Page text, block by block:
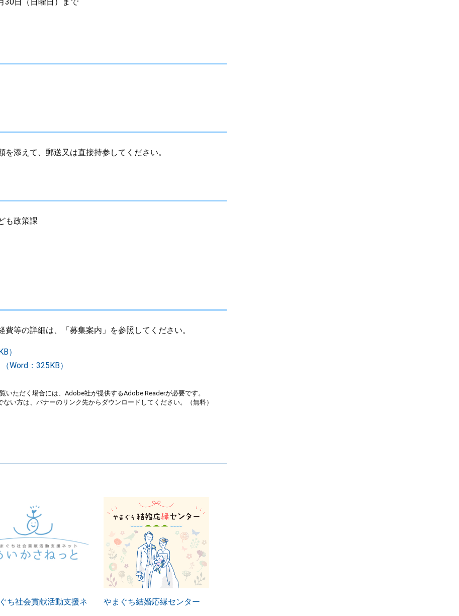
添えて、郵送又は直接持参してください。
も政策課
等の詳細は、「募集案内」を参照してください。
）
Word：325KB）
いただく場合には、Adobe社が提供するAdobe Readerが必要です。
い方は、バナーのリンク先からダウンロードしてください。（無料）
ち社会貢献活動支援ネ
やまぐち結婚応縁センター